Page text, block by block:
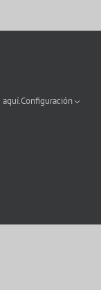
aquí.Configuración